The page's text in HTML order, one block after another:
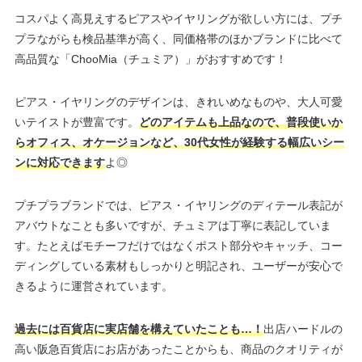
コスパよく高見えするピアスやイヤリングが欲しい方には、プチ
プラながらも検品基準が高く、同価格帯のほかブランドに比べて
高品質な「ChooMia（チュミア）」がおすすめです！
ピアス・イヤリングのデザインは、きれいめなものや、大人可愛
いテイストが豊富です。 どのアイテムも上品なので、普段使いか
らオフィス、オケージョンなど、30代女性が経験する幅広いシー
ンに対応できますよ◎
プチプラブランドでは、ピアス・イヤリングのディテール表記が
アバウトなことも多いですが、チュミアは丁寧に表記していま
す。たとえばモチーフだけではなくポスト部分やキャッチ、コー
ディングしている素材もしっかりと明記され、ユーザーが安心で
きるように運営されています。
過去には百貨店に実店舗を構えていたことも…！出店ハードルの
高い阪急百貨店にお店があったことからも、商品のクオリティが